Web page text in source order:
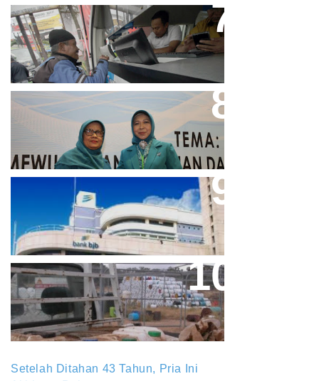
Bjb T Samsat Manjakan Nasabah
Dalam Bayar Pajak Kendaraan
Perpres No.99/2017 Bisa Jadi
Acuan Semangat Pengabdian
Aher Minta Pemerintah Pusat
Masukan Kembali BJB Sebagai
Penyalur KUR
Paparan Pestisida Sebabkan
Parkinson Dan Kanker
Setelah Ditahan 43 Tahun, Pria Ini